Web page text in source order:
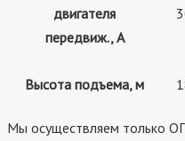
двигателя
передвиж., А
Высота подъема, м
Мы осуществляем только